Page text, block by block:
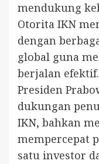
mendukung
Otorita IKN
dengan
global guna
berjalan efektif.
Presiden
dukungan
IKN, bahkan
mempercepat
satu investor